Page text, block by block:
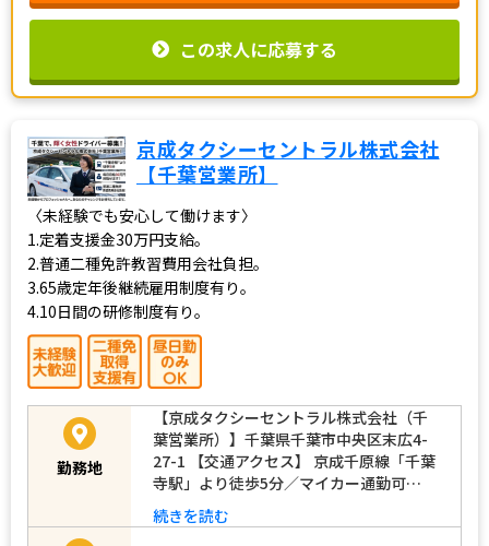
この求人に応募する
京成タクシーセントラル株式会社
【千葉営業所】
〈未経験でも安心して働けます〉
1.定着支援金30万円支給。
2.普通二種免許教習費用会社負担。
3.65歳定年後継続雇用制度有り。
4.10日間の研修制度有り。
勤務地
【京成タクシーセントラル株式会社（千
葉営業所）】千葉県千葉市中央区末広4-
27-1 【交通アクセス】 京成千原線「千葉
寺駅」より徒歩5分／マイカー通勤可…
続きを読む